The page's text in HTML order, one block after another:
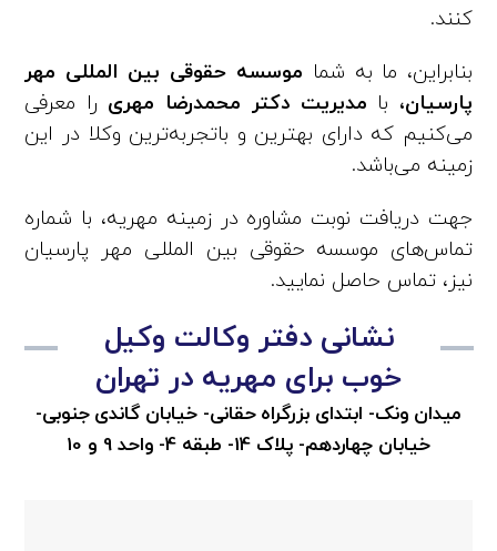
کنند.
بنابراین، ما به شما موسسه حقوقی بین المللی مهر
پارسیان، با مدیریت دکتر محمدرضا مهری را معرفی
می‌کنیم که دارای بهترین و باتجربه‌ترین وکلا در این
زمینه می‌باشد.
جهت دریافت نوبت مشاوره در زمینه مهریه، با شماره
تماس‌های موسسه حقوقی بین المللی مهر پارسیان
نیز، تماس حاصل نمایید.
نشانی دفتر وکالت وکیل
خوب برای مهریه در تهران
میدان ونک- ابتدای بزرگراه حقانی- خیابان گاندی جنوبی-
خیابان چهاردهم- پلاک 14- طبقه 4- واحد 9 و 10